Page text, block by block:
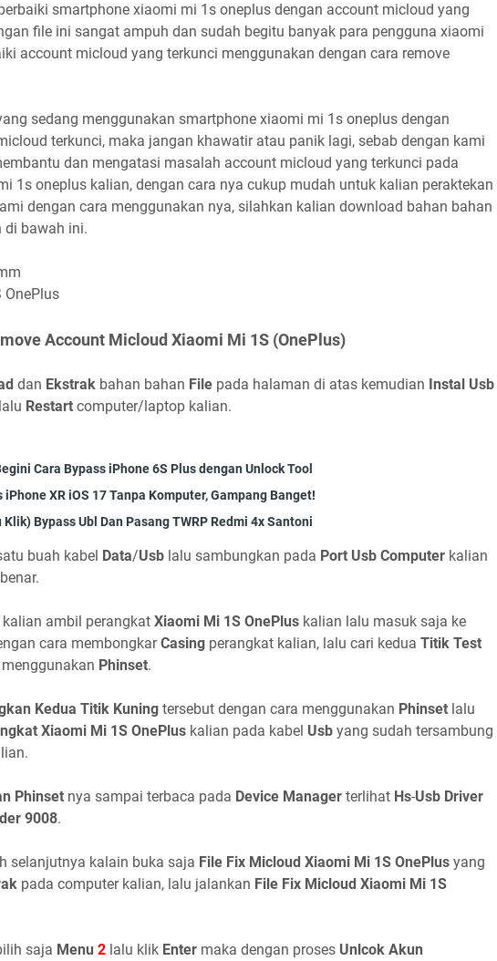
smartphone xiaomi mi 1s oneplus dengan account micloud yang
file ini sangat ampuh dan sudah begitu banyak para pengguna xiaomi
account micloud yang terkunci menggunakan dengan cara remove
sedang menggunakan smartphone xiaomi mi 1s oneplus dengan
terkunci, maka jangan khawatir atau panik lagi, sebab dengan kami
dan mengatasi masalah account micloud yang terkunci pada
1s oneplus kalian, dengan cara nya cukup mudah untuk kalian peraktekan
dengan cara menggunakan nya, silahkan kalian download bahan bahan
di bawah ini.
OnePlus
Account Micloud Xiaomi Mi 1S (OnePlus)
dan Ekstrak bahan bahan File pada halaman di atas kemudian Instal Usb
lalu Restart computer/laptop kalian.
Cara Bypass iPhone 6S Plus dengan Unlock Tool
iPhone XR iOS 17 Tanpa Komputer, Gampang Banget!
Klik) Bypass Ubl Dan Pasang TWRP Redmi 4x Santoni
buah kabel Data/Usb lalu sambungkan pada Port Usb Computer kalian
ambil perangkat Xiaomi Mi 1S OnePlus kalian lalu masuk saja ke
cara membongkarCasing perangkat kalian, lalu cari kedua Titik Test
Phinset.
Kedua Titik Kuning tersebut dengan cara menggunakan Phinset lalu
Xiaomi Mi 1S OnePlus kalian pada kabel Usb yang sudah tersambung
Phinset nya sampai terbaca pada Device Manager terlihat Hs-Usb Driver
9008.
selanjutnya kalain buka saja File Fix Micloud Xiaomi Mi 1S OnePlus yang
pada computer kalian, lalu jalankan File Fix Micloud Xiaomi Mi 1S
saja Menu 2 lalu klik Enter maka dengan proses Unlcok Akun